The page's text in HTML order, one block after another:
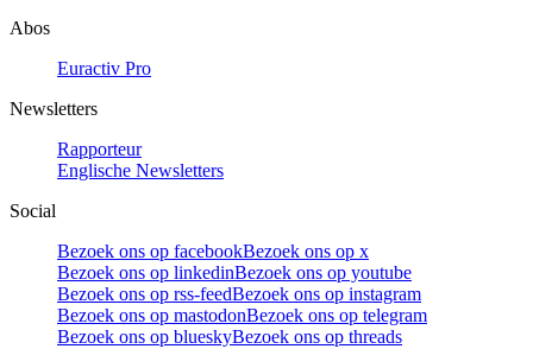
Abos
Euractiv Pro
Newsletters
Rapporteur
Englische Newsletters
Social
Bezoek ons op facebookBezoek ons op x
Bezoek ons op linkedinBezoek ons op youtube
Bezoek ons op rss-feedBezoek ons op instagram
Bezoek ons op mastodonBezoek ons op telegram
Bezoek ons op blueskyBezoek ons op threads